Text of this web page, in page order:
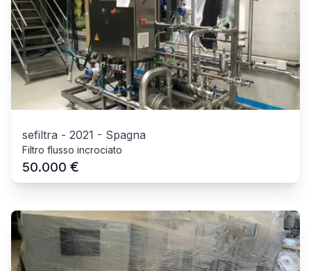
sefiltra - 2021 - Spagna
Filtro flusso incrociato
50.000 €